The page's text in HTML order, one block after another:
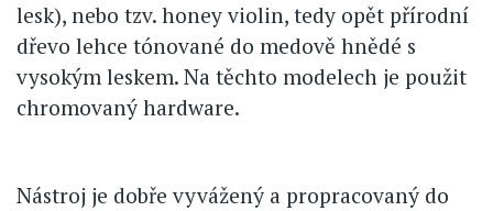
lesk), nebo tzv. honey violin, tedy opět přírodní
dřevo lehce tónované do medově hnědé s
vysokým leskem. Na těchto modelech je použit
chromovaný hardware.
Nástroj je dobře vyvážený a propracovaný do